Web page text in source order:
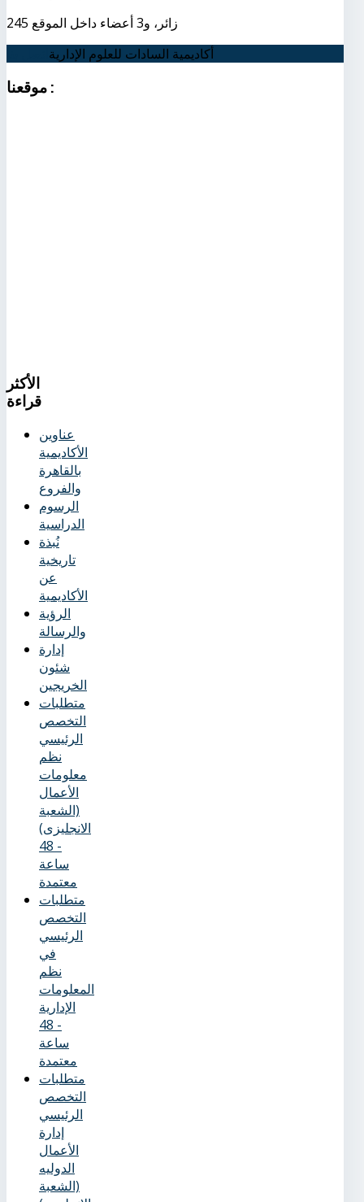
245 زائر، و3 أعضاء داخل الموقع
أكاديمية السادات للعلوم الإدارية
:
الأكثر
قراءة
عناوين
الأكاديمية
بالقاهرة
والفروع
الرسوم
الدراسية
نُبذة
تاريخية
عن
الأكاديمية
الرؤية
والرسالة
إدارة
شئون
الخريجين
متطلبات
التخصص
الرئيسي
نظم
معلومات
الأعمال
(الشعبة
الانجليزى)
- 48
ساعة
معتمدة
متطلبات
التخصص
الرئيسي
في
نظم
المعلومات
الإدارية
- 48
ساعة
معتمدة
متطلبات
التخصص
الرئيسي
إدارة
الأعمال
الدوليه
(الشعبة